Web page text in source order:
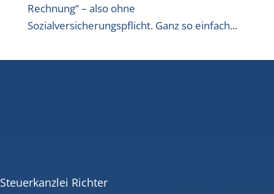
Rechnung“ – also ohne
Sozialversicherungspflicht. Ganz so einfach...
Steuerkanzlei Richter